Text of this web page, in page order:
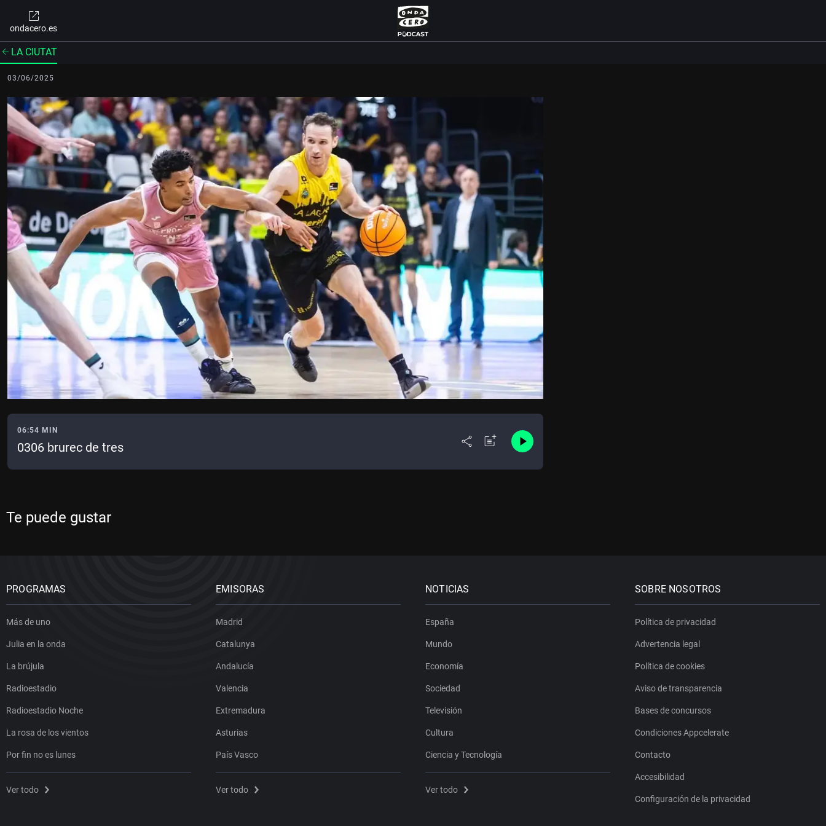
ondacero.es
LA CIUTAT
03/06/2025
06:54 MIN
0306 brurec de tres
Te puede gustar
PROGRAMAS
Más de uno
Julia en la onda
La brújula
Radioestadio
Radioestadio Noche
La rosa de los vientos
Por fin no es lunes
Ver todo
EMISORAS
Madrid
Catalunya
Andalucía
Valencia
Extremadura
Asturias
País Vasco
Ver todo
NOTICIAS
España
Mundo
Economía
Sociedad
Televisión
Cultura
Ciencia y Tecnología
Ver todo
SOBRE NOSOTROS
Política de privacidad
Advertencia legal
Política de cookies
Aviso de transparencia
Bases de concursos
Condiciones Appcelerate
Contacto
Accesibilidad
Configuración de la privacidad